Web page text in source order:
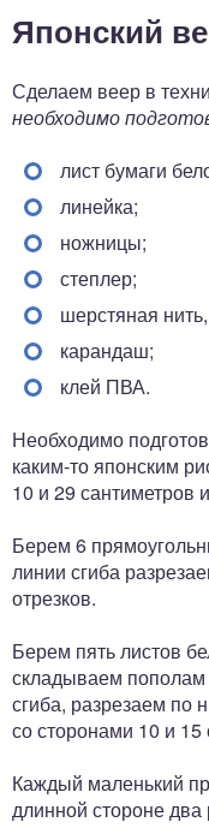
Японский
Сделаем веер в
необходимо
лист бумаги
линейка;
ножницы;
степлер;
шерстяная
карандаш;
клей ПВА.
Необходимо
каким-то японским
10 и 29 сантиметров
Берем 6
линии сгиба
отрезков.
Берем пять листов
складываем
сгиба, разрезаем по
со сторонами 10 и 15
Каждый маленький
длинной стороне